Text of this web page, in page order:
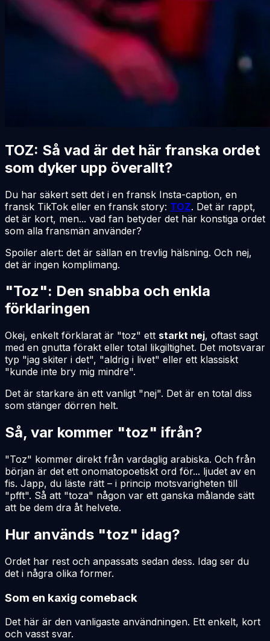
TOZ: Så vad är det här franska ordet
som dyker upp överallt?
Du har säkert sett det i en fransk Insta-caption, en
fransk TikTok eller en fransk story: TOZ. Det är rappt,
det är kort, men... vad fan betyder det här konstiga ordet
som alla fransmän använder?
Spoiler alert: det är sällan en trevlig hälsning. Och nej,
det är ingen komplimang.
"Toz": Den snabba och enkla
förklaringen
Okej, enkelt förklarat är "toz" ett starkt nej, oftast sagt
med en gnutta förakt eller total likgiltighet. Det motsvarar
typ "jag skiter i det", "aldrig i livet" eller ett klassiskt
"kunde inte bry mig mindre".
Det är starkare än ett vanligt "nej". Det är en total diss
som stänger dörren helt.
Så, var kommer "toz" ifrån?
"Toz" kommer direkt från vardaglig arabiska. Och från
början är det ett onomatopoetiskt ord för... ljudet av en
fis. Japp, du läste rätt – i princip motsvarigheten till
"pfft". Så att "toza" någon var ett ganska målande sätt
att be dem dra åt helvete.
Hur används "toz" idag?
Ordet har rest och anpassats sedan dess. Idag ser du
det i några olika former.
Som en kaxig comeback
Det här är den vanligaste användningen. Ett enkelt, kort
och vasst svar.